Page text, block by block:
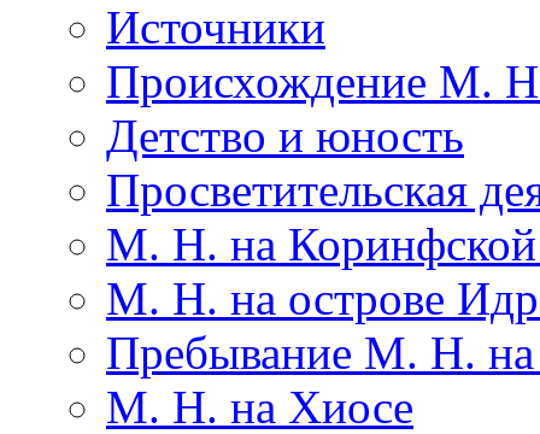
Источники
Происхождение М.
Детство и юность
Просветительская
М. Н. на Коринфской
М. Н. на острове
Пребывание М. Н.
М. Н. на Хиосе